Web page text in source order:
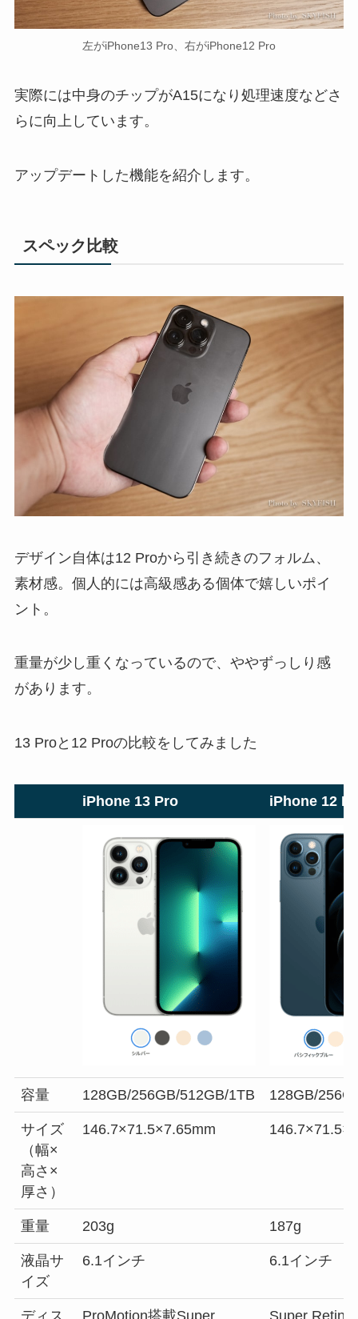
左がiPhone13 Pro、右がiPhone12 Pro
実際には中身のチップがA15になり処理速度などさ
らに向上しています。
アップデートした機能を紹介します。
スペック比較
デザイン自体は12 Proから引き続きのフォルム、
素材感。個人的には高級感ある個体で嬉しいポイ
ント。
重量が少し重くなっているので、ややずっしり感
があります。
13 Proと12 Proの比較をしてみました
iPhone 13 Pro iPhone 12
容量 128GB/256GB/512GB/1TB 128GB/
サイズ
（幅×
高さ×
厚さ）
146.7×71.5×7.65mm
重量 203g 187g
液晶サ
イズ
6.1インチ 6.1インチ